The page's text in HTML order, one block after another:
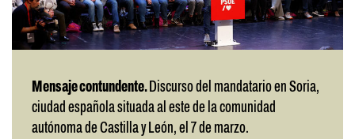
Mensaje contundente. Discurso del mandatario en Soria,
ciudad española situada al este de la comunidad
autónoma de Castilla y León, el 7 de marzo.